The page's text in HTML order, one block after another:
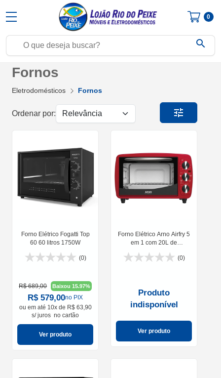
search
0
Fornos
Eletrodomésticos Fornos
Ordenar por: tune
Forno Elétrico Fogatti Top
60 60 litros 1750W
(0)
R$ 689,00 Baixou 15.97%
R$ 579,00no PIX
ou ematé 10x de R$ 63,90
s/ juros no cartão
Ver produto
Forno Elétrico Arno Airfry 5
em 1 com 20L de
(0)
Produto
indisponível
Ver produto